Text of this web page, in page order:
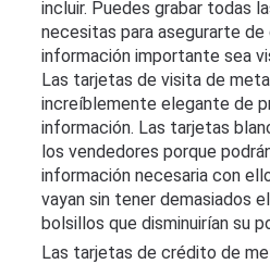
incluir. Puedes grabar todas
necesitas para asegurarte de
información importante sea
Las tarjetas de visita de
increíblemente elegante de
información. Las tarjetas
los vendedores porque
información necesaria con
vayan sin tener demasiados
bolsillos que disminuirían su
Las tarjetas de crédito de